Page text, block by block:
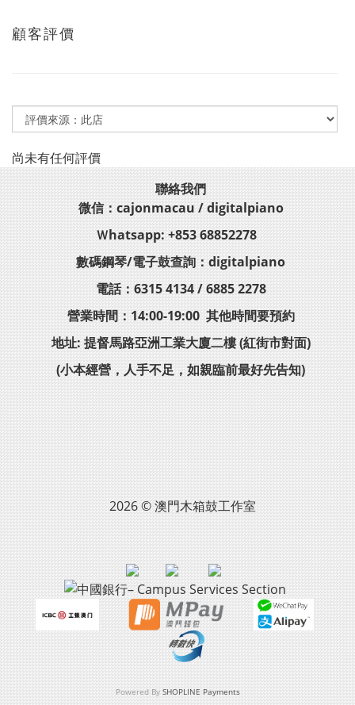
顧客評價
尚未有任何評價
聯絡我們
微信：cajonmacau / digitalpiano
Ｗhatsapp: +853 68852278
數碼鋼琴/電子鼓查詢：digitalpiano
電話：6315 4134 / 6885 2278
營業時間：14:00-19:00 其他時間要預約
地址: 提督馬路亞洲工業大廈二樓 (紅街市對面)
(小本經營，人手不足，如親臨前最好先告知)
2026 © 澳門木箱鼓工作室
Powered By SHOPLINE Payments